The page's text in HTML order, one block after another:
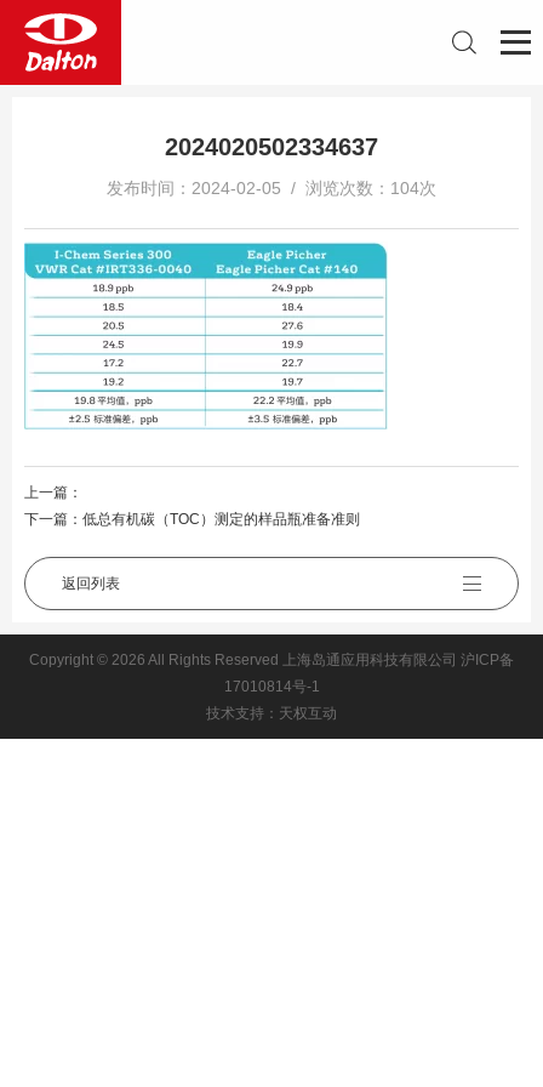
2024020502334637
发布时间：2024-02-05 / 浏览次数：104次
上一篇：
下一篇： 低总有机碳（TOC）测定的样品瓶准备准则
返回列表
Copyright © 2026 All Rights Reserved 上海岛通应用科技有限公司 沪ICP备
17010814号-1
技术支持：天权互动